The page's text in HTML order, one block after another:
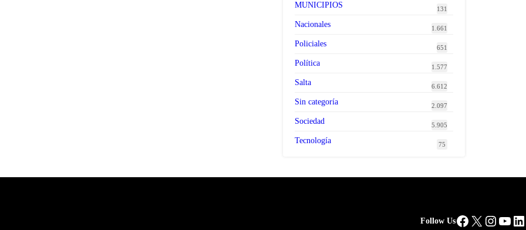
MUNICIPIOS 131
Nacionales 1.661
Policiales 651
Política 1.577
Salta 6.612
Sin categoría 2.097
Sociedad 5.905
Tecnología 75
Follow UsFacebook
X